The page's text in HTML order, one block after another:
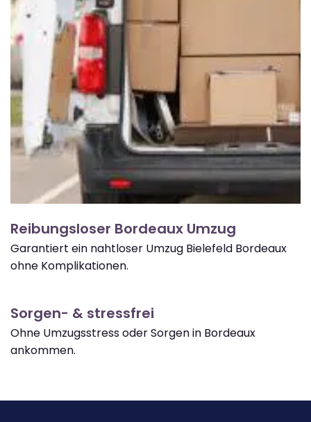
Reibungsloser Bordeaux Umzug
Garantiert ein nahtloser Umzug Bielefeld Bordeaux
ohne Komplikationen.
Sorgen- & stressfrei
Ohne Umzugsstress oder Sorgen in Bordeaux
ankommen.